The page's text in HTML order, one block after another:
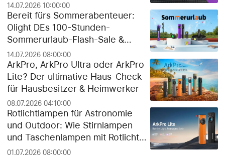
14.07.2026 10:00:00
Bereit fürs Sommerabenteuer:
Olight DEs 100-Stunden-
Sommerurlaub-Flash-Sale &
exklusiver Gratis-Geschenk-
Guide!
14.07.2026 08:00:00
ArkPro, ArkPro Ultra oder ArkPro
Lite? Der ultimative Haus-Check
für Hausbesitzer & Heimwerker
08.07.2026 04:10:00
Rotlichtlampen für Astronomie
und Outdoor: Wie Stirnlampen
und Taschenlampen mit Rotlicht
die Dunkeladaptation der Augen
01.07.2026 08:00:00